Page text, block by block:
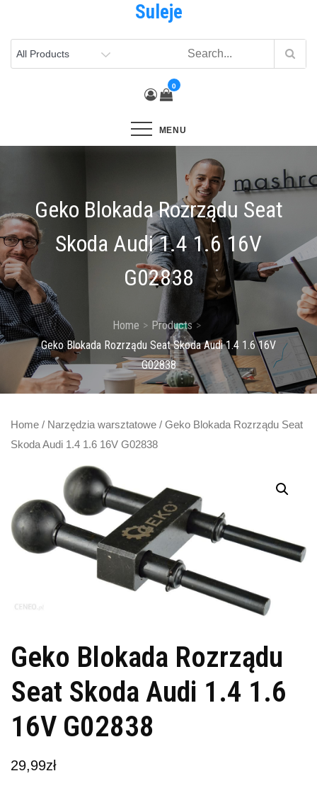
content
Suleje
0
MENU
Geko Blokada Rozrządu Seat
Skoda Audi 1.4 1.6 16V
G02838
Home
Products
Geko Blokada Rozrządu Seat Skoda Audi 1.4 1.6 16V
G02838
Home / Narzędzia warsztatowe / Geko Blokada Rozrządu Seat
Skoda Audi 1.4 1.6 16V G02838
Geko Blokada Rozrządu
Seat Skoda Audi 1.4 1.6
16V G02838
29,99zł